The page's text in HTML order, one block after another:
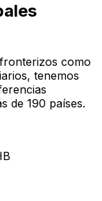
como
tenemos
de 190 países.